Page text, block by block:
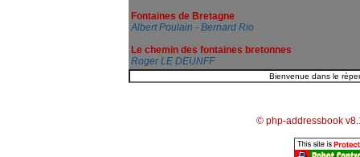
Fontaines de Bretagne
Albert Poulain - Bernard Rio
Le chemin des fontaines bretonnes
Roger LE DEUNFF
© php-addressbook